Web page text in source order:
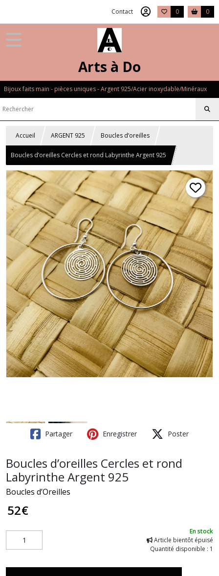
Contact 0 0
Arts à Do
Bijoux faits main - pièces uniques - Argent 925/Acier inoxydable/Minéraux
Accueil ARGENT 925 Boucles d’oreilles
Boucles d’oreilles Cercles et rond Labyrinthe Argent 925
Partager Enregistrer Poster
Boucles d’oreilles Cercles et rond
Labyrinthe Argent 925
Boucles d’Oreilles
52€
En stock
Article bientôt épuisé
Quantité disponible : 1